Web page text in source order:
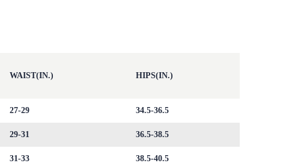
WAIST(IN.) HIPS(IN.)
27-29 34.5-36.5
29-31 36.5-38.5
31-33 38.5-40.5